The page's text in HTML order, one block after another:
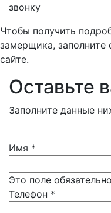
звонку
Чтобы получить
замерщика,
сайте.
Оставьте
Заполните данные
Имя *
Это поле
Телефон *